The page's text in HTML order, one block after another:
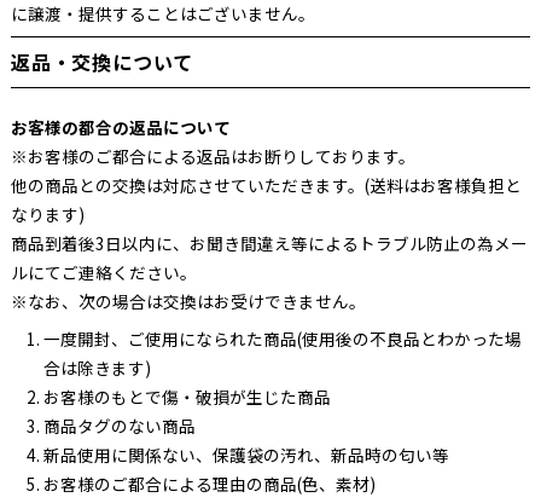
に譲渡・提供することはございません。
返品・交換について
お客様の都合の返品について
※お客様のご都合による返品はお断りしております。
他の商品との交換は対応させていただきます。(送料はお客様負担と
なります)
商品到着後3日以内に、お聞き間違え等によるトラブル防止の為メー
ルにてご連絡ください。
※なお、次の場合は交換はお受けできません。
一度開封、ご使用になられた商品(使用後の不良品とわかった場
合は除きます)
お客様のもとで傷・破損が生じた商品
商品タグのない商品
新品使用に関係ない、保護袋の汚れ、新品時の匂い等
お客様のご都合による理由の商品(色、素材)